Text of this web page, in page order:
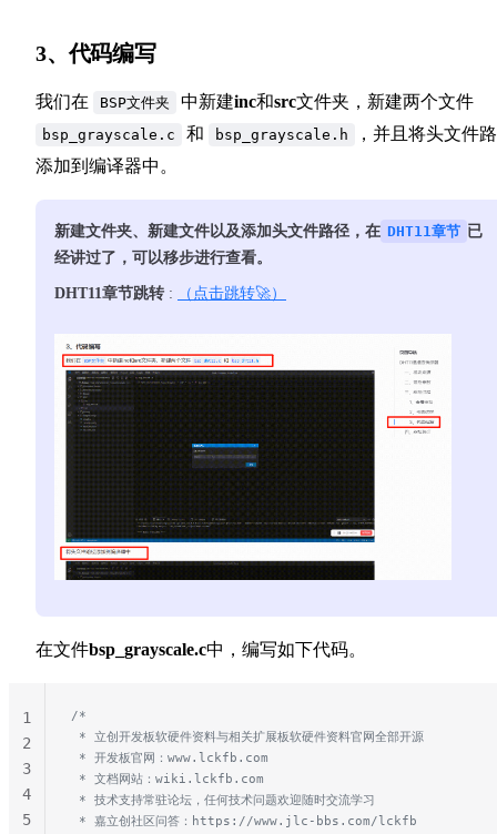
3、代码编写
我们在 BSP文件夹 中新建inc和src文件夹，新建两个文件
bsp_grayscale.c 和 bsp_grayscale.h
，并且将头文件
添加到编译器中。
新建文件夹、新建文件以及添加头文件路径，在 DHT11章节 已
经讲过了，可以移步进行查看。
DHT11章节跳转 : （点击跳转🚀）
在文件bsp_grayscale.c中，编写如下代码。
/*
* 立创开发板软硬件资料与相关扩展板软硬件资料官网全部开源
* 开发板官网：www.lckfb.com
* 文档网站：wiki.lckfb.com
* 技术支持常驻论坛，任何技术问题欢迎随时交流学习
* 嘉立创社区问答：https://www.jlc-bbs.com/lckfb
1
2
3
4
5